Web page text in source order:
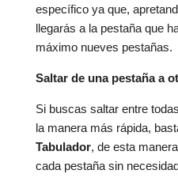
específico ya que,
llegarás a la pestaña que
máximo nueves pestañas.
Saltar de una pestaña a
Si buscas saltar entre
la manera más rápida,
Tabulador, de esta
cada pestaña sin